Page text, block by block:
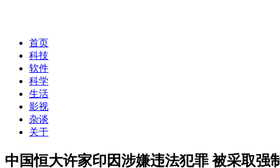
首页
科技
软件
科学
生活
影视
杂谈
关于
中国恒大许家印因涉嫌违法犯罪 被采取强